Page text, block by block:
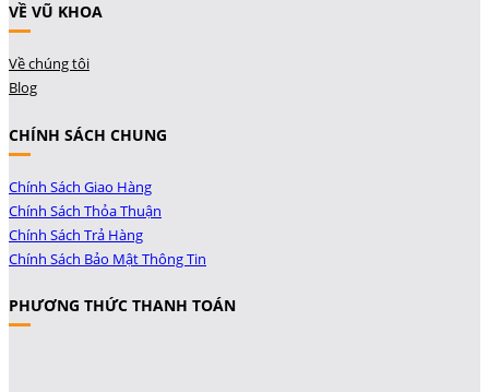
VỀ VŨ KHOA
Về chúng tôi
Blog
CHÍNH SÁCH CHUNG
Chính Sách Giao Hàng
Chính Sách Thỏa Thuận
Chính Sách Trả Hàng
Chính Sách Bảo Mật Thông Tin
PHƯƠNG THỨC THANH TOÁN